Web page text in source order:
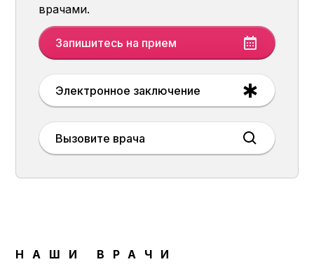
врачами.
Запишитесь на прием
Электронное заключение
Вызовите врача
НАШИ ВРАЧИ